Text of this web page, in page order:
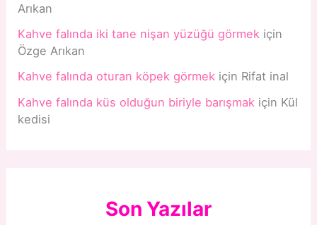
Arıkan
Kahve falında iki tane nişan yüzüğü görmek için
Özge Arıkan
Kahve falında oturan köpek görmek için Rifat inal
Kahve falında küs olduğun biriyle barışmak için Kül
kedisi
Son Yazılar